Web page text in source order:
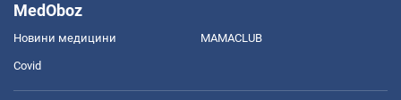
MedOboz
Новини медицини MAMACLUB
Covid